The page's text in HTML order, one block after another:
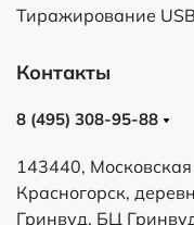
Тиражирование
Контакты
8 (495) 308-95-88
143440, Московская
Красногорск,
Гринвуд, БЦ